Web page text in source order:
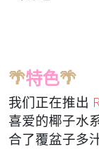
🌴特色🌴
我们正在推出
喜爱的椰子水
合了覆盆子多